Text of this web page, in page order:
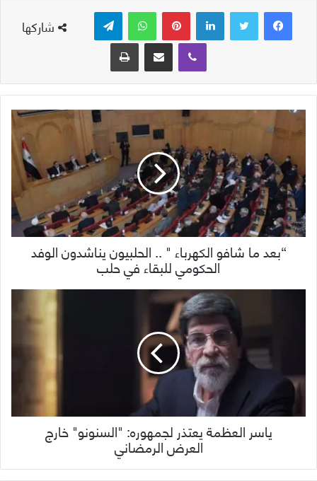
شاركها
لينكدإن بينتيريست واتساب
ڤايبر
مشاركة عبر البريد طباعة
“بعد ما شافو الكهرباء " .. الحلبيون يناشدون الوفد
الحكومي للبقاء في حلب
ياسر العظمة يعتذر لجمهوره: "السنونو" خارج
العرض الرمضاني